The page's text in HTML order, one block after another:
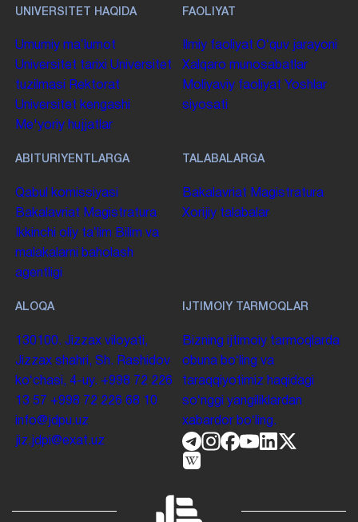
UNIVERSITET HAQIDA
Umumiy maʼlumot
Universitet tarixi Universitet
tuzilmasi
Rektorat
Universitet kengashi
Me'yoriy hujjatlar
FAOLIYAT
Ilmiy faoliyat Oʻquv jarayoni
Xalqaro munosabatlar
Moliyaviy faoliyat Yoshlar
siyosati
ABITURIYENTLARGA
Qabul komissiyasi
Bakalavriat Magistratura
Ikkinchi oliy taʼlim Bilim va
malakalarni baholash
agentligi
TALABALARGA
Bakalavriat Magistratura
Xorijiy talabalar
ALOQA
130100. Jizzax viloyati,
Jizzax shahri, Sh. Rashidov
koʻchasi, 4-uy. +998 72 226
13 57 +998 72 226 68 10
info@jdpu.uz
jiz.jdpi@exat.uz
IJTIMOIY TARMOQLAR
Bizning ijtimoiy tarmoqlarda
obuna boʻling va
taraqqiyotimiz haqidagi
soʻnggi yangiliklardan
xabardor boʻling.